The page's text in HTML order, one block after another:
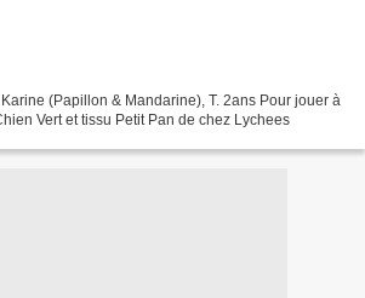
(Papillon & Mandarine), T. 2ans Pour jouer à
Vert et tissu Petit Pan de chez Lychees